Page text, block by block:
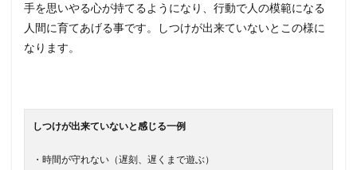
手を思いやる心が持てるようになり、行動で人の模範になる
人間に育てあげる事です。しつけが出来ていないとこの様に
なります。
しつけが出来ていないと感じる一例
・時間が守れない（遅刻、遅くまで遊ぶ）